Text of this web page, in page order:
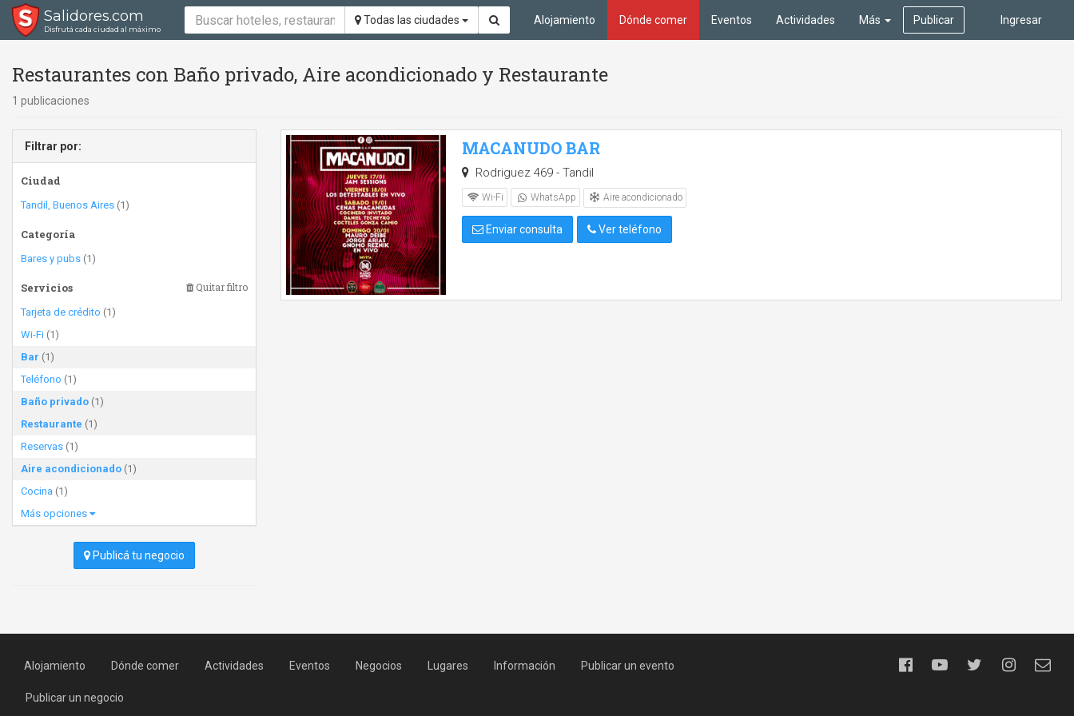
Salidores.com
Disfrutá cada ciudad al máximo
Todas las ciudades Ingresar
Alojamiento Dónde comer Eventos Actividades Más Publicar
Restaurantes con Baño privado, Aire acondicionado y Restaurante
1 publicaciones
Filtrar por:
Ciudad
Tandil, Buenos Aires (1)
Categoría
Bares y pubs (1)
Servicios Quitar filtro
Tarjeta de crédito (1)
Wi-Fi (1)
Bar (1)
Teléfono (1)
Baño privado (1)
Restaurante (1)
Reservas (1)
Aire acondicionado (1)
Cocina (1)
Más opciones
Publicá tu negocio
MACANUDO BAR
Rodriguez 469 - Tandil
Wi-Fi WhatsApp Aire acondicionado
Enviar consulta Ver teléfono
Alojamiento Dónde comer Actividades Eventos Negocios Lugares Información Publicar un evento
Publicar un negocio